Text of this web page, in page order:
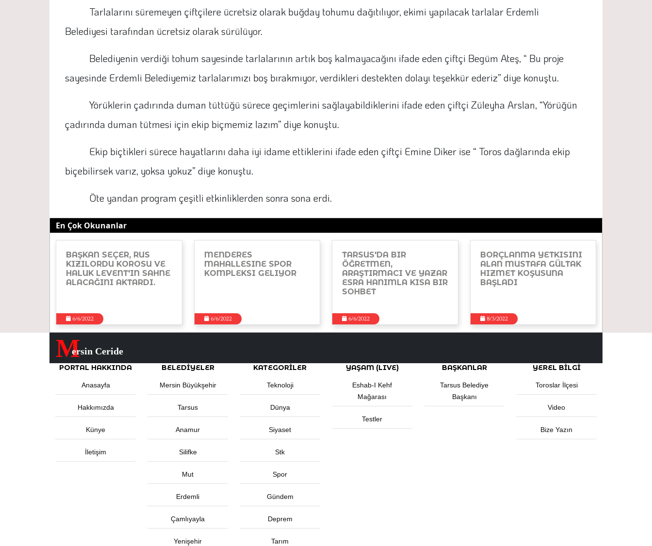
Tarlalarını süremeyen çiftçilere ücretsiz olarak buğday tohumu dağıtılıyor, ekimi yapılacak tarlalar Erdemli
Belediyesi tarafından ücretsiz olarak sürülüyor.
Belediyenin verdiği tohum sayesinde tarlalarının artık boş kalmayacağını ifade eden çiftçi Begüm Ateş, “ Bu proje
sayesinde Erdemli Belediyemiz tarlalarımızı boş bırakmıyor, verdikleri destekten dolayı teşekkür ederiz” diye konuştu.
Yörüklerin çadırında duman tüttüğü sürece geçimlerini sağlayabildiklerini ifade eden çiftçi Züleyha Arslan, “Yörüğün
çadırında duman tütmesi için ekip biçmemiz lazım” diye konuştu.
Ekip biçtikleri sürece hayatlarını daha iyi idame ettiklerini ifade eden çiftçi Emine Diker ise “ Toros dağlarında ekip
biçebilirsek varız, yoksa yokuz” diye konuştu.
Öte yandan program çeşitli etkinliklerden sonra sona erdi.
En Çok Okunanlar
BAŞKAN SEÇER, RUS
KIZILORDU KOROSU VE
HALUK LEVENT'IN SAHNE
ALACAĞINI AKTARDI.
6/6/2022
MENDERES
MAHALLESINE SPOR
KOMPLEKSI GELIYOR
6/6/2022
TARSUS'DA BIR
ÖĞRETMEN,
ARAŞTIRMACI VE YAZAR
ESRA HANIMLA KISA BIR
SOHBET
6/6/2022
BORÇLANMA YETKISINI
ALAN MUSTAFA GÜLTAK
HIZMET KOŞUSUNA
BAŞLADI
8/3/2022
Mersin Ceride
PORTAL HAKKINDA
Anasayfa
Hakkımızda
Künye
İletişim
BELEDIYELER
Mersin Büyükşehir
Tarsus
Anamur
Silifke
Mut
Erdemli
Çamlıyayla
Yenişehir
KATEGORİLER
Teknoloji
Dünya
Siyaset
Stk
Spor
Gündem
Deprem
Tarım
YAŞAM (LIVE)
Eshab-I Kehf
Mağarası
Testler
BAŞKANLAR
Tarsus Belediye
Başkanı
YEREL BILGI
Toroslar İlçesi
Video
Bize Yazın